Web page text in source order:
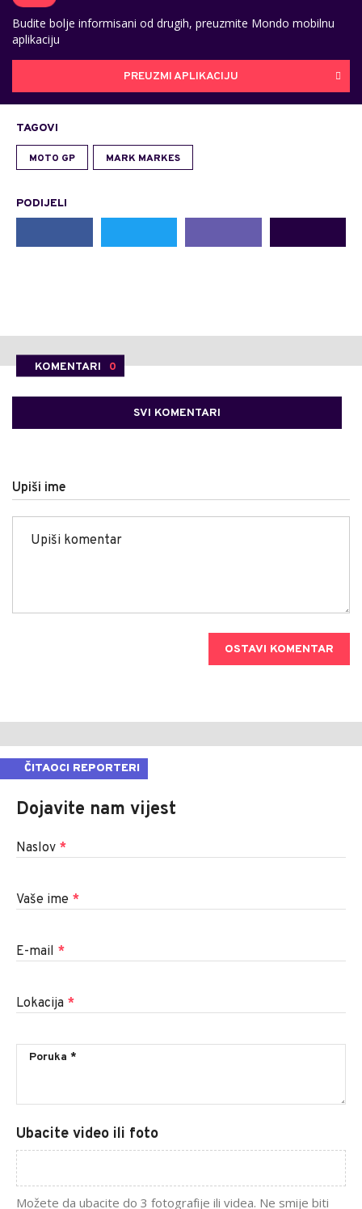
Budite bolje informisani od drugih, preuzmite Mondo mobilnu
aplikaciju
PREUZMI APLIKACIJU
TAGOVI
MOTO GP MARK MARKES
PODIJELI
KOMENTARI 0
SVI KOMENTARI
Upiši ime
OSTAVI KOMENTAR
ČITAOCI REPORTERI
Dojavite nam vijest
Naslov *
Vaše ime *
E-mail *
Lokacija *
Ubacite video ili foto
Možete da ubacite do 3 fotografije ili videa. Ne smije biti